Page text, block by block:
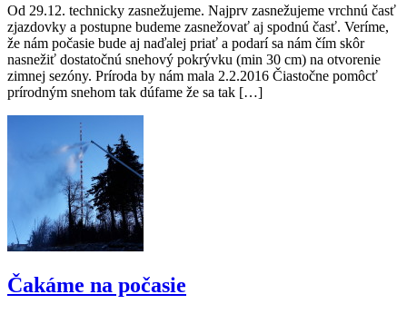
Od 29.12. technicky zasnežujeme. Najprv zasnežujeme vrchnú časť
zjazdovky a postupne budeme zasnežovať aj spodnú časť. Veríme,
že nám počasie bude aj naďalej priať a podarí sa nám čím skôr
nasnežiť dostatočnú snehový pokrývku (min 30 cm) na otvorenie
zimnej sezóny. Príroda by nám mala 2.2.2016 Čiastočne pomôcť
prírodným snehom tak dúfame že sa tak […]
Čakáme na počasie